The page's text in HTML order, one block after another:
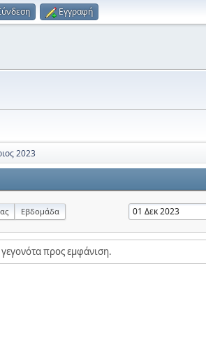
Εγγραφή
2023
Εβδομάδα
προς εμφάνιση.